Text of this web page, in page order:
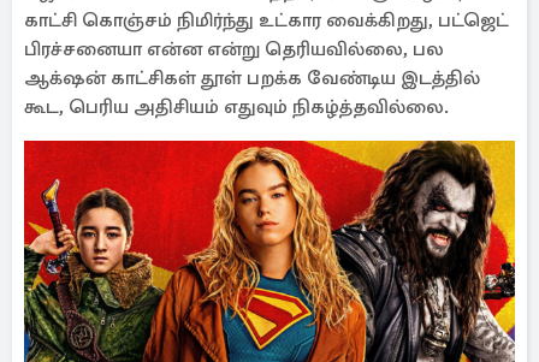
காட்சி கொஞ்சம் நிமிர்ந்து உட்கார வைக்கிறது, பட்ஜெட்
பிரச்சனையா என்ன என்று தெரியவில்லை, பல
ஆக்‌ஷன் காட்சிகள் தூள் பறக்க வேண்டிய இடத்தில்
கூட, பெரிய அதிசியம் எதுவும் நிகழ்த்தவில்லை.